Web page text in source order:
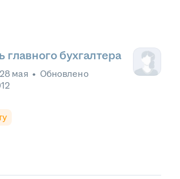
главного бухгалтера
28 мая • Обновлено